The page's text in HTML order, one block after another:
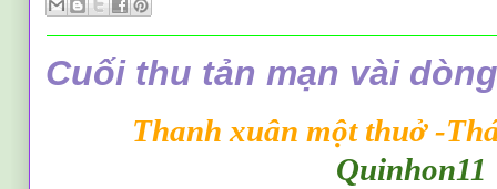
Cuối thu tản mạn vài
Thanh xuân một thuở -
Quinhon11